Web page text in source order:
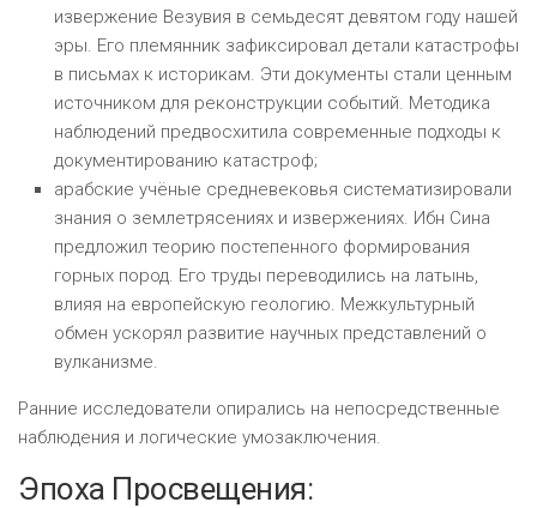
извержение Везувия в семьдесят девятом году нашей
эры. Его племянник зафиксировал детали катастрофы
в письмах к историкам. Эти документы стали ценным
источником для реконструкции событий. Методика
наблюдений предвосхитила современные подходы к
документированию катастроф;
арабские учёные средневековья систематизировали
знания о землетрясениях и извержениях. Ибн Сина
предложил теорию постепенного формирования
горных пород. Его труды переводились на латынь,
влияя на европейскую геологию. Межкультурный
обмен ускорял развитие научных представлений о
вулканизме.
Ранние исследователи опирались на непосредственные
наблюдения и логические умозаключения.
Эпоха Просвещения: